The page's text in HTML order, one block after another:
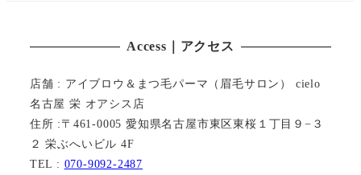
Access｜アクセス
店舗 : アイブロウ＆まつ毛パーマ（眉毛サロン） cielo
名古屋 栄 オアシス店
住所 :〒461-0005 愛知県名古屋市東区東桜１丁目９−３
２ 栄ぶへいビル 4F
TEL : 070-9092-2487